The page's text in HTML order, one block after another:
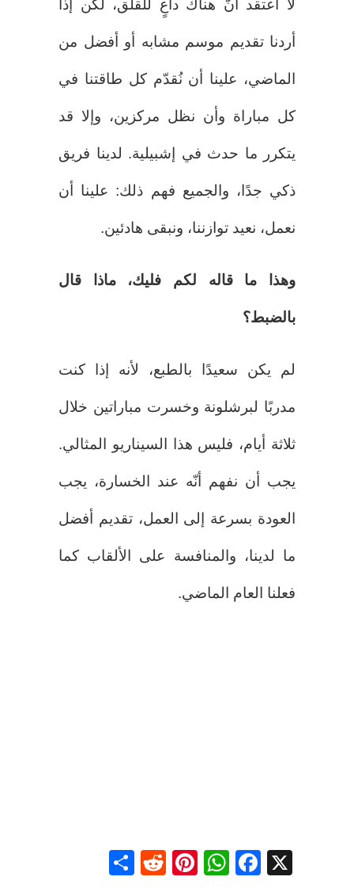
لا أعتقد أنّ هناك داعٍ للقلق، لكن إذا
أردنا تقديم موسم مشابه أو أفضل من
الماضي، علينا أن نُقدّم كل طاقتنا في
كل مباراة وأن نظل مركزين، وإلا قد
يتكرر ما حدث في إشبيلية. لدينا فريق
ذكي جدًا، والجميع فهم ذلك: علينا أن
نعمل، نعيد توازننا، ونبقى هادئين.
وهذا ما قاله لكم فليك، ماذا قال
بالضبط؟
لم يكن سعيدًا بالطبع، لأنه إذا كنت
مدربًا لبرشلونة وخسرت مباراتين خلال
ثلاثة أيام، فليس هذا السيناريو المثالي.
يجب أن نفهم أنّه عند الخسارة، يجب
العودة بسرعة إلى العمل، تقديم أفضل
ما لدينا، والمنافسة على الألقاب كما
فعلنا العام الماضي.
X
Facebook
WhatsApp
Pinterest
Reddit